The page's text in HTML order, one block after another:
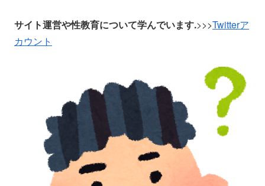
サイト運営や性教育について学んでいます.>>>Twitterア
カウント